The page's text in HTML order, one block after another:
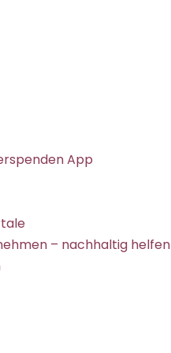
App
– nachhaltig helfen